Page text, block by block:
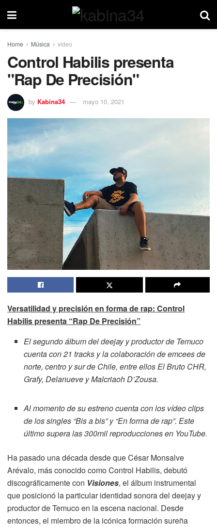
Home Música video
Control Habilis presenta
"Rap De Precisión"
by Kabina34 mayo 10, 2021
Versatilidad y precisión en forma de rap: Control
Habilis presenta “Rap De Precisión”
El segundo álbum del deejay y productor de Temuco
cuenta con 21 tracks y la colaboración de emcees de
norte, centro y sur de Chile, entre ellos El Bruto CHR,
Grafy, Delanueve y Malcriaoh D’Zousa.
Al momento de su estreno cuenta con los vídeo clips
de los singles “Bis a bis” y “En forma de rap”. Este
último supera las 300mil reproducciones en YouTube.
Ha pasado una década desde que César Monsalve
Arévalo, más conocido como Control Habilis, debutó
discográficamente con Visiones, el álbum instrumental
que posicionó la particular identidad sonora del deejay y
productor de Temuco en la escena nacional. Desde
entonces, el miembro de la icónica formación sureña